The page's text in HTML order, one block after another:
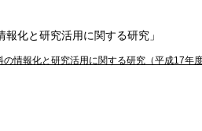
化と研究活用に関する研究」
報化と研究活用に関する研究（平成17年